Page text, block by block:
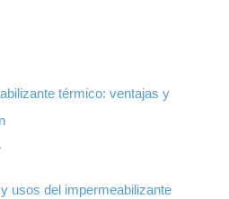
térmico: ventajas y
usos del impermeabilizante